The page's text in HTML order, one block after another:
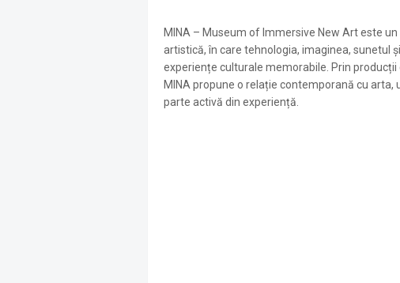
MINA – Museum of Immersive New Art este
artistică, în care tehnologia, imaginea, sunetul
experiențe culturale memorabile. Prin
MINA propune o relație contemporană cu
parte activă din experiență.